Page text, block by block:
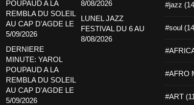
DERNIERE
MINUTE: YAROL
POUPAUD A LA
REMBLA DU SOLEIL
AU CAP D'AGDE LE
5/09/2026
LUNEL JAZZ
FESTIVAL DU 6 AU
8/08/2026
#jazz
#soul
#AFRO
#ART